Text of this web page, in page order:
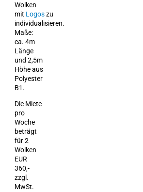
Wolken
mit Logoszu
individualisieren.
Maße:
ca. 4m
Länge
und 2,5m
Höhe aus
Polyester
B1.
Die Miete
pro
Woche
beträgt
für 2
Wolken
EUR
360,-
zzgl.
MwSt.